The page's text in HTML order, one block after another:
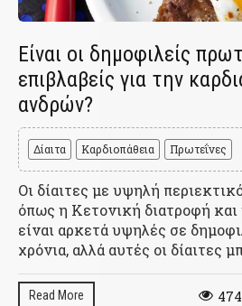
Είναι οι δημοφιλείς
επιβλαβείς για την
ανδρών?
Δίαιτα Καρδιοπάθεια Πρωτεΐνες
Οι δίαιτες με υψηλή
όπως η Κετονική διατροφή
είναι αρκετά υψηλές σε
χρόνια, αλλά αυτές οι δίαιτες
Read More